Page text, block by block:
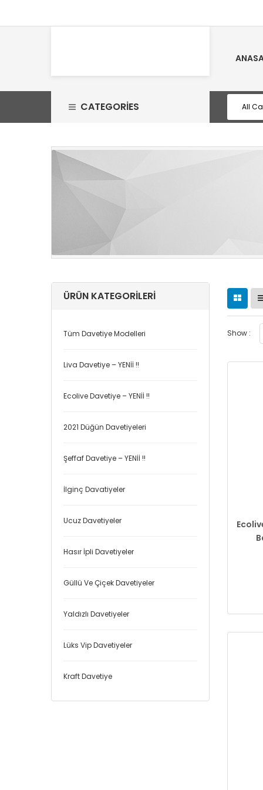
CATEGORIES
ÜRÜN KATEGORILERI
Tüm Davetiye Modelleri
Liva Davetiye – YENİİ !!
Ecolive Davetiye – YENİİ !!
2021 Düğün Davetiyeleri
Şeffaf Davetiye – YENİİ !!
İlginç Davatiyeler
Ucuz Davetiyeler
Hasır İpli Davetiyeler
Güllü Ve Çiçek Davetiyeler
Yaldızlı Davetiyeler
Lüks Vip Davetiyeler
Kraft Davetiye
Show :